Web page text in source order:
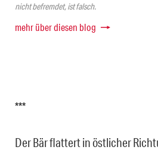
nicht befremdet, ist falsch.
mehr über diesen blog
***
Der Bär flattert in östlicher